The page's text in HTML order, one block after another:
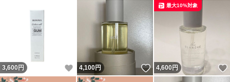
#イロノワ
#IRONOWA
#Cashmereoil
#Cオイル
3,600 円 いいね！
4,100円 いいね！
4,600円
最大10%対象